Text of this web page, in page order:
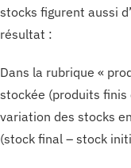
stocks figurent aussi
résultat :
Dans la rubrique «
stockée (produits finis
variation des stocks
(stock final – stock